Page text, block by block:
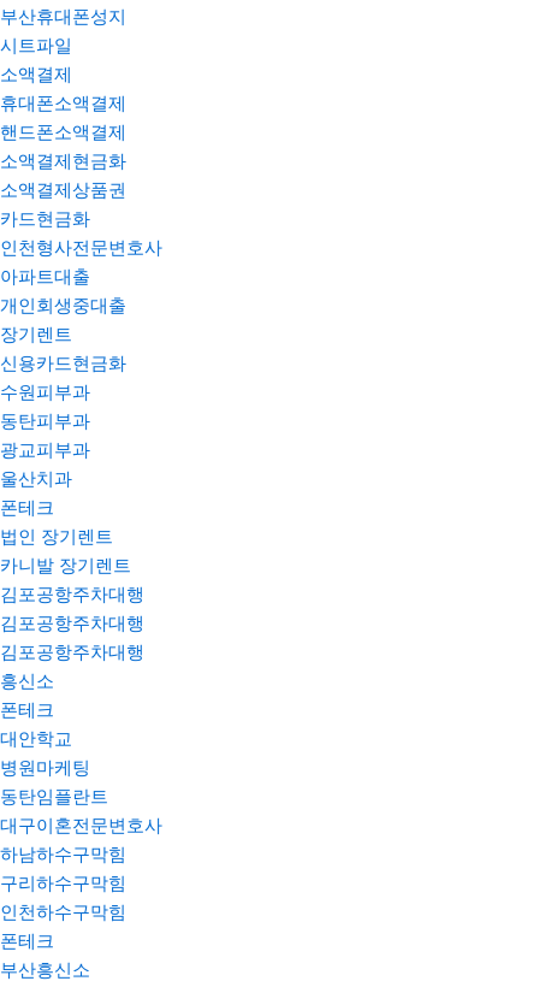
부산휴대폰성지
시트파일
소액결제
휴대폰소액결제
핸드폰소액결제
소액결제현금화
소액결제상품권
카드현금화
인천형사전문변호사
아파트대출
개인회생중대출
장기렌트
신용카드현금화
수원피부과
동탄피부과
광교피부과
울산치과
폰테크
법인 장기렌트
카니발 장기렌트
김포공항주차대행
김포공항주차대행
김포공항주차대행
흥신소
폰테크
대안학교
병원마케팅
동탄임플란트
대구이혼전문변호사
하남하수구막힘
구리하수구막힘
인천하수구막힘
폰테크
부산흥신소